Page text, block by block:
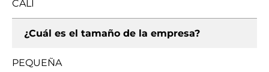
CALI
¿Cuál es el tamaño de la empresa?
PEQUEÑA